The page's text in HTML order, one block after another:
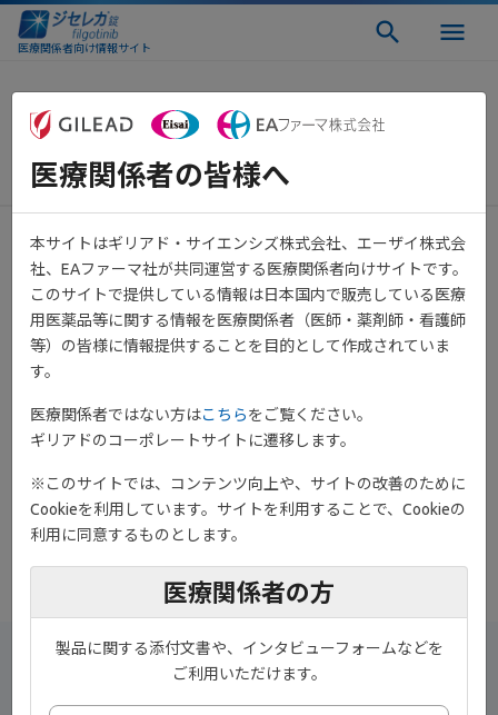
医療関係者向け情報サイト
潰瘍性大腸炎におけるサイトカ
インの働きとJAK-STAT経路
医療関係者の皆様へ
本サイトはギリアド・サイエンシズ株式会社、エーザイ株式会
社、EAファーマ社が共同運営する医療関係者向けサイトです。
このサイトで提供している情報は日本国内で販売している医療
用医薬品等に関する情報を医療関係者（医師・薬剤師・看護師
等）の皆様に情報提供することを目的として作成されていま
す。
医療関係者ではない方はこちらをご覧ください。
ギリアドのコーポレートサイトに遷移します。
※このサイトでは、コンテンツ向上や、サイトの改善のために
Cookieを利用しています。サイトを利用することで、Cookieの
利用に同意するものとします。
医療関係者の方
製品に関する添付文書や、インタビューフォームなどを
ご利用いただけます。